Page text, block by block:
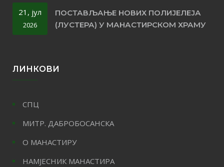
21, јул
2026
ПОСТАВЉАЊЕ НОВИХ ПОЛИЈЕЛЕЈА
(ЛУСТЕРА) У МАНАСТИРСКОМ ХРАМУ
ЛИНКОВИ
СПЦ
МИТР. ДАБРОБОСАНСКА
О МАНАСТИРУ
НАМЈЕСНИК МАНАСТИРА